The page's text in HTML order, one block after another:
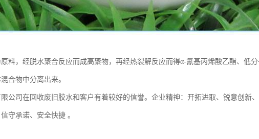
料，经脱水聚合反应而成高聚物，再经热裂解反应而得α-氰基丙烯酸乙酯、低
合物中分离出来。
公司在回收废旧胶水和客户有着较好的信誉。企业精神：开拓进取、锐意创新
守承诺、安全快捷 。